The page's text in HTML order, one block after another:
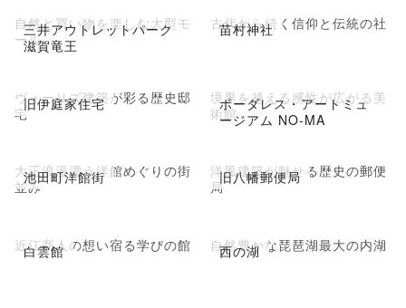
三井アウトレットパーク
滋賀竜王
自然と買い物を楽しむ大型モ
ール
苗村神社
古代から続く信仰と伝統の社
旧伊庭家住宅
ヴォーリズ建築が彩る歴史邸
宅
ボーダレス・アートミュ
ージアム NO-MA
境界を越える感性が広がる美
術館
池田町洋館街
大正浪漫漂う洋館めぐりの街
並み
旧八幡郵便局
洋風建築が魅せる歴史の郵便
局
白雲館
近江商人の想い宿る学びの館 西の湖
自然豊かな琵琶湖最大の内湖